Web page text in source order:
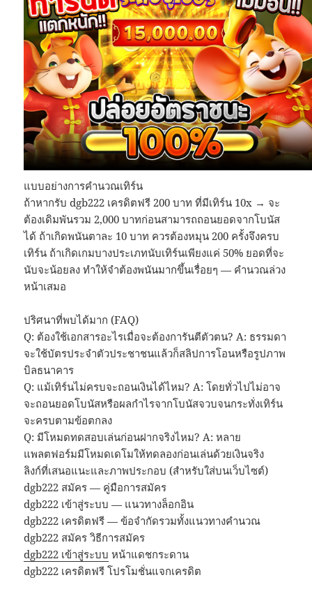
แบบอย่างการคำนวณเทิร์น
ถ้าหากรับ dgb222 เครดิตฟรี 200 บาท ที่มีเทิร์น 10x → จะ
ต้องเดิมพันรวม 2,000 บาทก่อนสามารถถอนยอดจากโบนัส
ได้ ถ้าเกิดพนันตาละ 10 บาท ควรต้องหมุน 200 ครั้งจึงครบ
เทิร์น ถ้าเกิดเกมบางประเภทนับเทิร์นเพียงแค่ 50% ยอดที่จะ
นับจะน้อยลง ทำให้จำต้องพนันมากขึ้นเรื่อยๆ — คำนวณล่วง
หน้าเสมอ
ปริศนาที่พบได้มาก (FAQ)
Q: ต้องใช้เอกสารอะไรเมื่อจะต้องการันตีตัวตน? A: ธรรมดา
จะใช้บัตรประจำตัวประชาชนแล้วก็สลิปการโอนหรือรูปภาพ
บิลธนาคาร
Q: แม้เทิร์นไม่ครบจะถอนเงินได้ไหม? A: โดยทั่วไปไม่อาจ
จะถอนยอดโบนัสหรือผลกำไรจากโบนัสจวบจนกระทั่งเทิร์น
จะครบตามข้อตกลง
Q: มีโหมดทดสอบเล่นก่อนฝากจริงไหม? A: หลาย
แพลตฟอร์มมีโหมดเดโมให้ทดลองก่อนเล่นด้วยเงินจริง
ลิงก์ที่เสนอแนะและภาพประกอบ (สำหรับใส่บนเว็บไซต์)
dgb222 สมัคร — คู่มือการสมัคร
dgb222 เข้าสู่ระบบ — แนวทางล็อกอิน
dgb222 เครดิตฟรี — ข้อจำกัดรวมทั้งแนวทางคำนวณ
dgb222 สมัคร วิธีการสมัคร
dgb222 เข้าสู่ระบบ หน้าแดชกระดาน
dgb222 เครดิตฟรี โปรโมชั่นแจกเครดิต